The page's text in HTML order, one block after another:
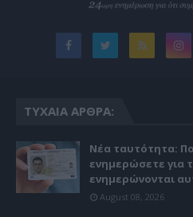
ΤΥΧΑΊΑ ΆΡΘΡΑ:
Νέα ταυτότητα:
ενημερώσετε για
ενημερώνονται
August 08, 2026